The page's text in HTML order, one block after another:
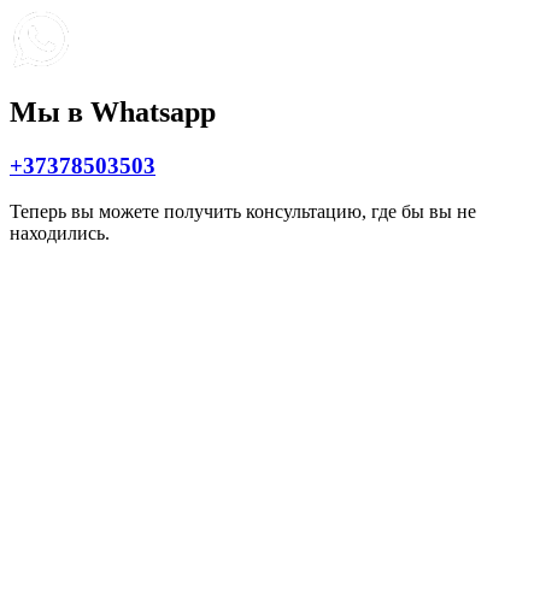
Мы в Whatsapp
+37378503503
Теперь вы можете получить консультацию, где бы вы не
находились.